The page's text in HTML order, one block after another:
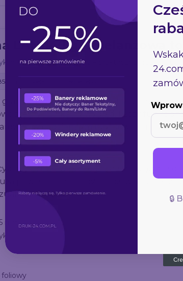
LAN 140 g – melanżowa
o fakturze melanż – praktyczna i idealna
mm
gramaturze 140 g/m², wyróżniająca się
i unikalny wygląd. Łączy
w codziennym użytkowaniu, jak i w
stanowi ekologiczne rozwiązanie
powierzchnia torby umożliwia
firmy.
mm
foliowy
🔒